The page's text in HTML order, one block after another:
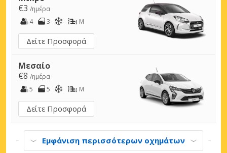
€3 /ημέρα
4
3 M
Δείτε Προσφορά
Μεσαίο
€8 /ημέρα
5
5 M
Δείτε Προσφορά
Εμφάνιση περισσότερων οχημάτων